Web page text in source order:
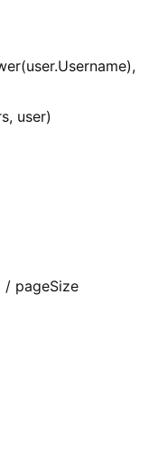
user)
/ pageSize